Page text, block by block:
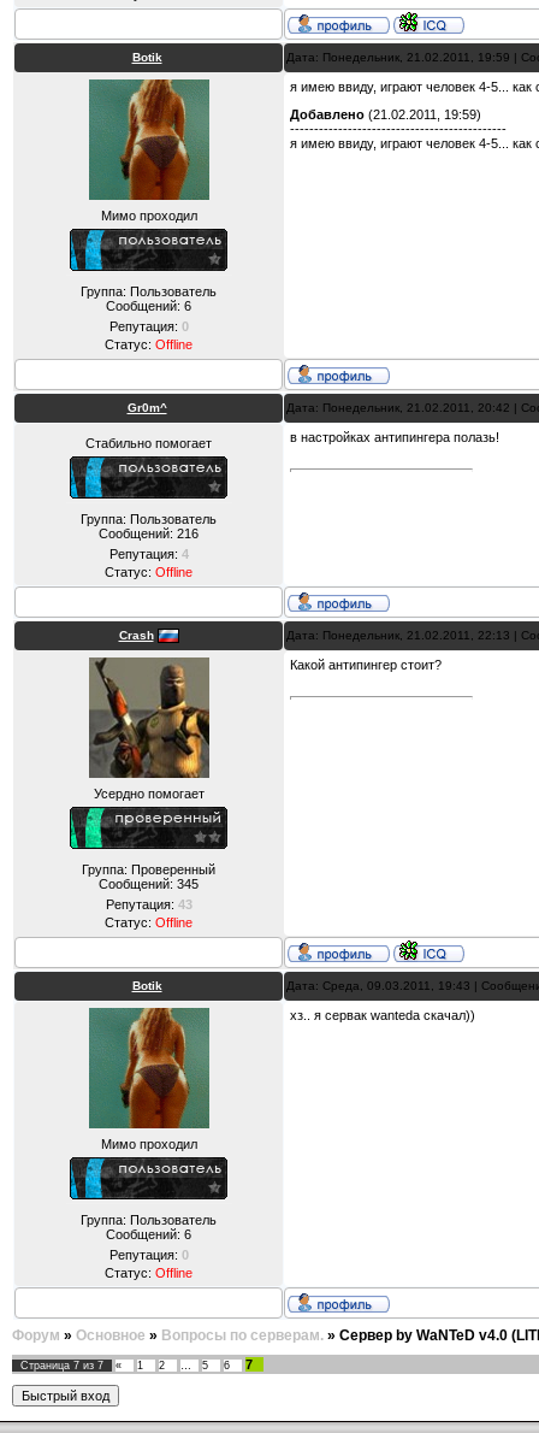
Botik Дата: Понедельник, 21.02.2011, 19:59 |
Мимо проходил
Группа: Пользователь
Сообщений: 6
Репутация: 0
Статус: Offline
я имею ввиду, играют человек 4-5...
Добавлено (21.02.2011, 19:59)
---------------------------------------------
я имею ввиду, играют человек 4-5...
Gr0m^ Дата: Понедельник, 21.02.2011, 20:42 |
Стабильно помогает
Группа: Пользователь
Сообщений: 216
Репутация: 4
Статус: Offline
в настройках антипингера полазь!
Crash Дата: Понедельник, 21.02.2011, 22:13 |
Усердно помогает
Группа: Проверенный
Сообщений: 345
Репутация: 43
Статус: Offline
Какой антипингер стоит?
Botik Дата: Среда, 09.03.2011, 19:43 |
Мимо проходил
Группа: Пользователь
Сообщений: 6
Репутация: 0
Статус: Offline
хз.. я сервак wanteda скачал))
Форум » Основное » Вопросы по серверам. » Сервер by WaNTeD v4.0
Страница 7 из 7 « 1 2 … 5 6 7